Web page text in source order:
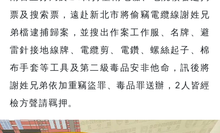
票及搜索票，遠赴新北市將偷竊電纜線謝姓兄
弟檔逮捕歸案，並搜出作案工作服、名牌、避
雷針接地線牌、電纜剪、電鑽、螺絲起子、棉
布手套等工具及第二級毒品安非他命，訊後將
謝姓兄弟依加重竊盜罪、毒品罪送辦，2人皆經
檢方聲請羈押。